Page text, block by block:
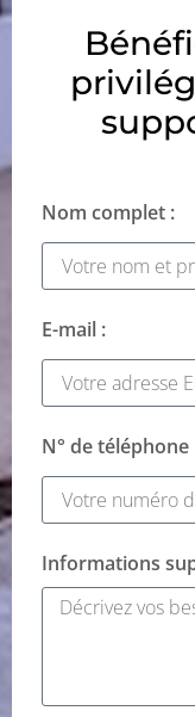
Nom complet :
E-mail :
N° de téléphone
Informations